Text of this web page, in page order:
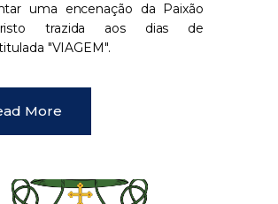
uma encenação da Paixão
trazida aos dias de
"VIAGEM".
More